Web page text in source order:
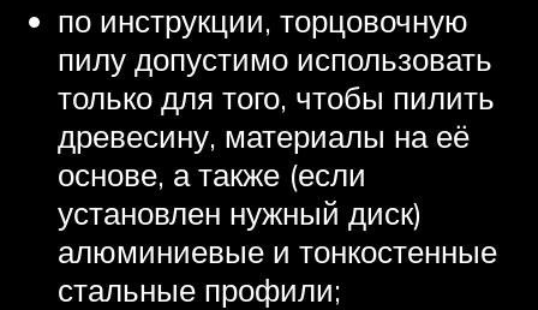
по инструкции, торцовочную
пилу допустимо использовать
только для того, чтобы пилить
древесину, материалы на её
основе, а также (если
установлен нужный диск)
алюминиевые и тонкостенные
стальные профили;